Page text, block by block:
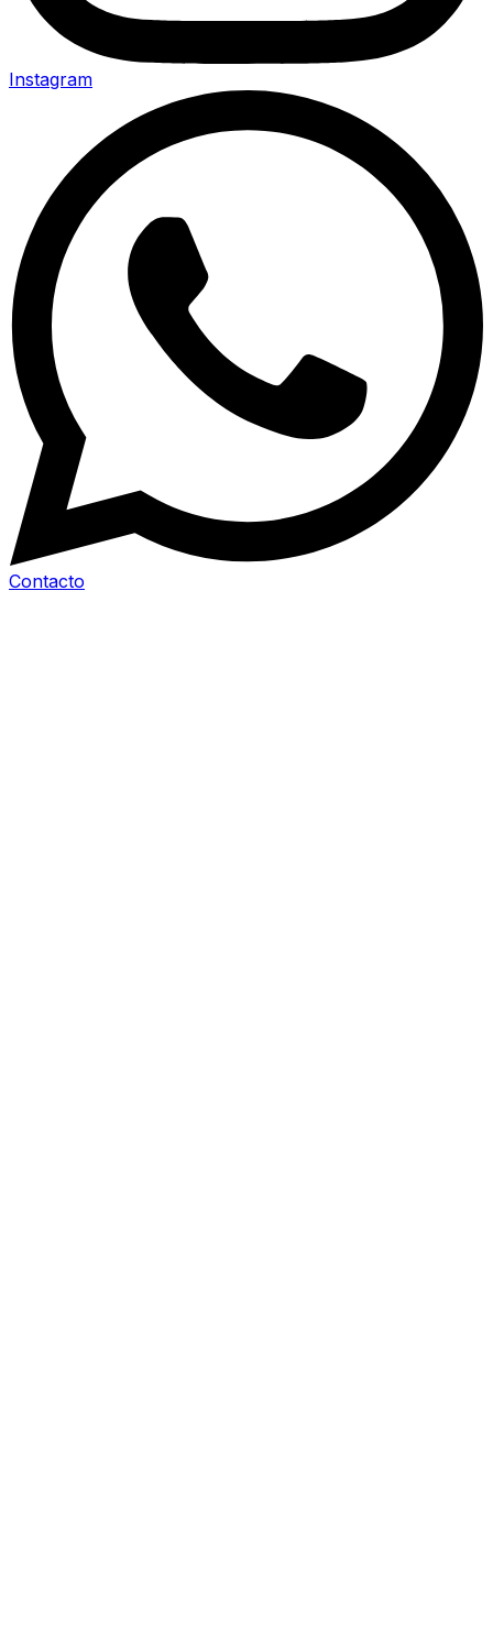
Instagram
Contacto